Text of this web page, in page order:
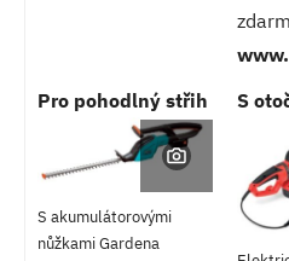
Pro pohodlný střih
S akumulátorovými
nůžkami Gardena
S